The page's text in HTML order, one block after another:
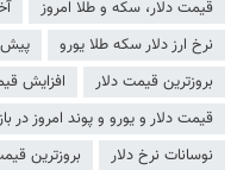
قیمت دلار، سکه و طلا امروز
نرخ ارز دلار سکه طلا یورو
بروزترین قیمت دلار
افزایش
قیمت دلار و یورو و پوند امروز در
نوسانات نرخ دلار
بروزترین